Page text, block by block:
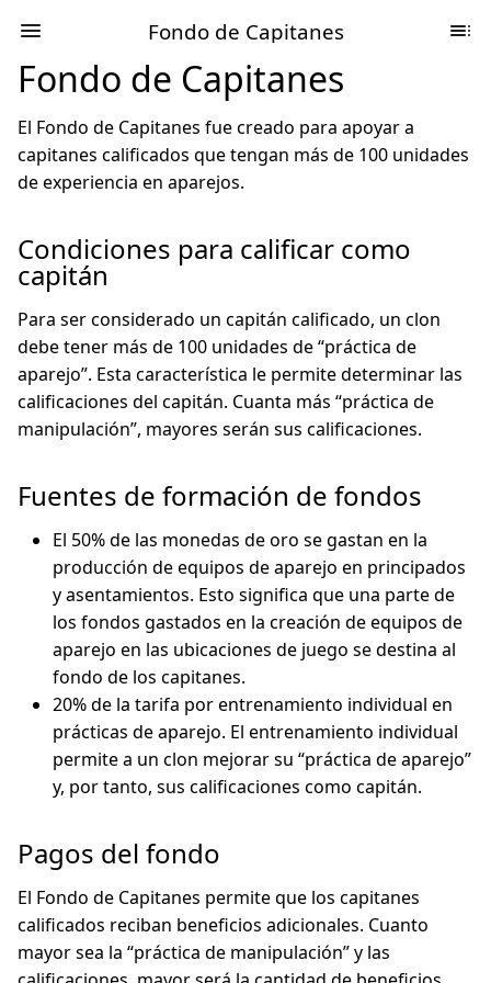
Fondo de Capitanes
Fondo de Capitanes
El Fondo de Capitanes fue creado para apoyar a
capitanes calificados que tengan más de 100 unidades
de experiencia en aparejos.
Condiciones para calificar como
capitán
Para ser considerado un capitán calificado, un clon
debe tener más de 100 unidades de “práctica de
aparejo”. Esta característica le permite determinar las
calificaciones del capitán. Cuanta más “práctica de
manipulación”, mayores serán sus calificaciones.
Fuentes de formación de fondos
El 50% de las monedas de oro se gastan en la
producción de equipos de aparejo en principados
y asentamientos. Esto significa que una parte de
los fondos gastados en la creación de equipos de
aparejo en las ubicaciones de juego se destina al
fondo de los capitanes.
20% de la tarifa por entrenamiento individual en
prácticas de aparejo. El entrenamiento individual
permite a un clon mejorar su “práctica de aparejo”
y, por tanto, sus calificaciones como capitán.
Pagos del fondo
El Fondo de Capitanes permite que los capitanes
calificados reciban beneficios adicionales. Cuanto
mayor sea la “práctica de manipulación” y las